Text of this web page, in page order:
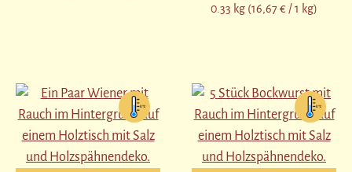
0.33 kg (16,67 € / 1 kg)